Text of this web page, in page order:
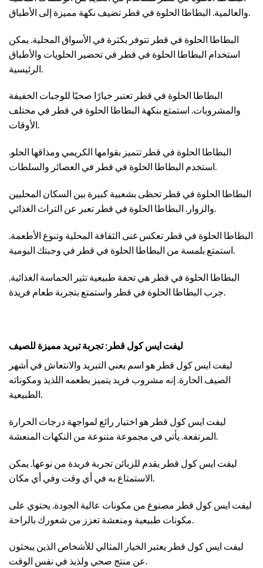
البطاطا الحلوة في قطر تتوفر بكثرة في الأسواق المحلية. يمكن
استخدام البطاطا الحلوة في قطر في تحضير الحلويات والأطباق
البطاطا الحلوة في قطر تعتبر خيارًا صحيًا للوجبات الخفيفة
والمشروبات. استمتع بنكهة البطاطا الحلوة في قطر في مختلف
الأوقات.
البطاطا الحلوة في قطر تتميز بقوامها الكريمي ومذاقها الحلو.
استخدم البطاطا الحلوة في قطر في العصائر والسلطات.
البطاطا الحلوة في قطر تحظى بشعبية كبيرة بين السكان المحليين
والزوار. البطاطا الحلوة في قطر تعبر عن التراث الغذائي.
البطاطا الحلوة في قطر تعكس غنى الثقافة المحلية وتنوع الأطعمة.
البطاطا الحلوة في قطر هي تحفة طبيعية تثير الحماسة الغذائية.
ليفت ايس كول قطر: تجربة تبريد مميزة للصيف
ليفت ايس كول قطر هو اسم يعني التبريد والانتعاش في أشهر
الصيف الحارة. إنه مشروب فريد يتميز بطعمه اللذيذ ومكوناته
الطبيعية.
ليفت ايس كول قطر هو اختيار رائع لمواجهة درجات الحرارة
المرتفعة. يأتي في مجموعة متنوعة من النكهات المنعشة.
ليفت ايس كول قطر يقدم للزبائن تجربة فريدة من نوعها. يمكن
ليفت ايس كول قطر مصنوع من مكونات عالية الجودة. يحتوي على
ليفت ايس كول قطر يعتبر الخيار المثالي للأشخاص الذين يبحثون
عن منتج صحي ولذيذ في نفس الوقت.